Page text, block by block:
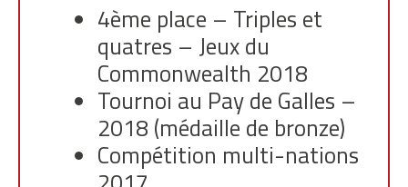
4ème place – Triples et
quatres – Jeux du
Commonwealth 2018
Tournoi au Pay de Galles –
2018 (médaille de bronze)
Compétition multi-nations